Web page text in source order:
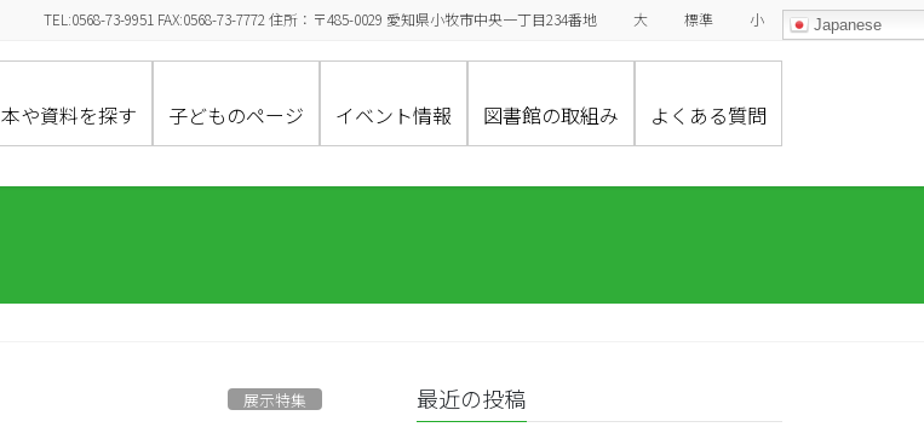
TEL:0568-73-9951 FAX:0568-73-7772 住所：〒485-0029 愛知県小牧市中央一丁目234番地 大 標準 小 Japanese
本や資料を探す 子どものページ イベント情報 図書館の取組み よくある質問
展示特集 最近の投稿